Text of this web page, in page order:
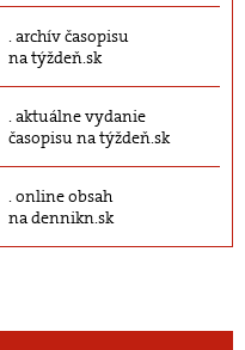
archív časopisu
na týždeň.sk
aktuálne vydanie
časopisu na týždeň.sk
online obsah
na dennikn.sk